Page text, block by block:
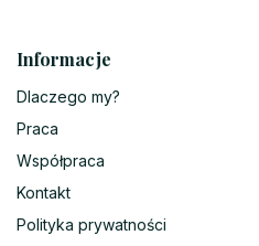
Informacje
Dlaczego my?
Praca
Współpraca
Kontakt
Polityka prywatności